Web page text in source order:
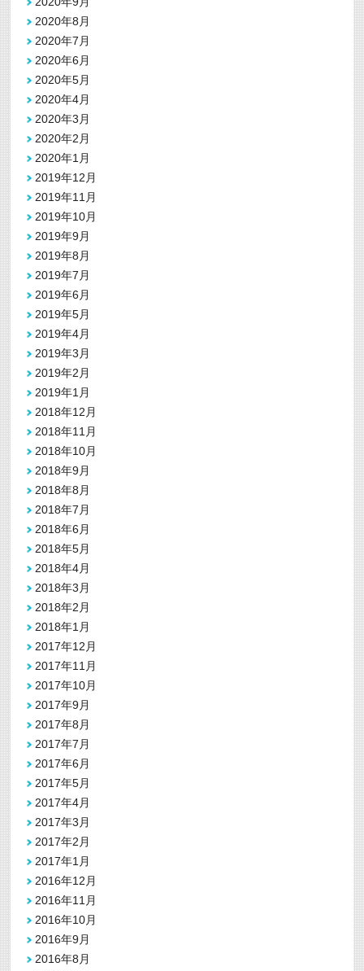
2020年8月
2020年7月
2020年6月
2020年5月
2020年4月
2020年3月
2020年2月
2020年1月
2019年12月
2019年11月
2019年10月
2019年9月
2019年8月
2019年7月
2019年6月
2019年5月
2019年4月
2019年3月
2019年2月
2019年1月
2018年12月
2018年11月
2018年10月
2018年9月
2018年8月
2018年7月
2018年6月
2018年5月
2018年4月
2018年3月
2018年2月
2018年1月
2017年12月
2017年11月
2017年10月
2017年9月
2017年8月
2017年7月
2017年6月
2017年5月
2017年4月
2017年3月
2017年2月
2017年1月
2016年12月
2016年11月
2016年10月
2016年9月
2016年8月